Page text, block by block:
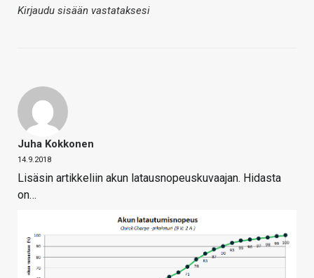
Kirjaudu sisään vastataksesi
Juha Kokkonen
14.9.2018
Lisäsin artikkeliin akun latausnopeuskuvaajan. Hidasta
on…